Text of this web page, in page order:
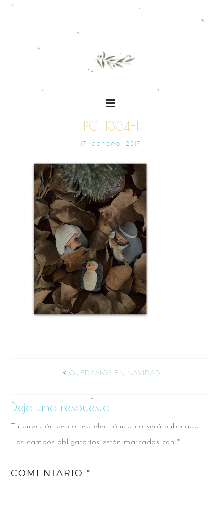
PC111334-1
17 FEBRERO, 2017
QUEDAMOS EN NAVIDAD
Deja una respuesta
Tu dirección de correo electrónico no será publicada.
Los campos obligatorios están marcados con *
COMENTARIO*